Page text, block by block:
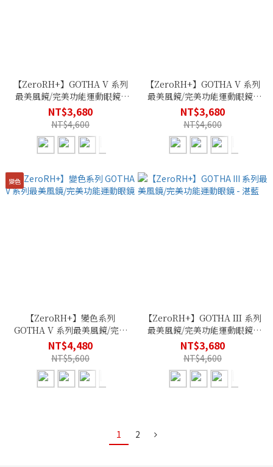
【ZeroRH+】GOTHA V 系列
最美風鏡/完美功能運動眼鏡 -
冰晶橘
NT$3,680
NT$4,600
【ZeroRH+】GOTHA V 系列
最美風鏡/完美功能運動眼鏡 -
消光黑
NT$3,680
NT$4,600
變色
【ZeroRH+】變色系列
GOTHA V 系列最美風鏡/完美
功能運動眼鏡
NT$4,480
NT$5,600
【ZeroRH+】GOTHA III 系列
最美風鏡/完美功能運動眼鏡 -
湛藍
NT$3,680
NT$4,600
1 2